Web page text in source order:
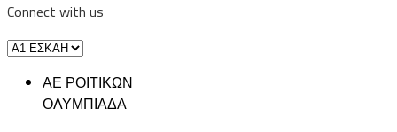
Connect with us
ΑΕ ΡΟΙΤΙΚΩΝ
ΟΛΥΜΠΙΑΔΑ